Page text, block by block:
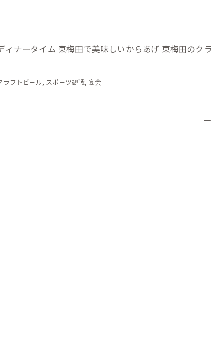
ィナータイム 東梅田で美味しいからあげ 東梅田のク
ラフトビール スポーツ観戦 宴会